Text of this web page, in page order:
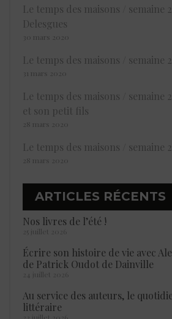
Le temps des maisons / semaine
Delesgues
30 mars 2020
Le temps des maisons / semaine
31 mars 2020
Le temps des maisons / semaine
et son petit fils
28 mars 2020
Le temps des maisons / semaine
28 mars 2020
ARTICLES RÉCENTS
Nos livres de l’été !
25 juillet 2026
Écrire son histoire de vie avec
de Patrick Oudot de Dainville
24 juillet 2026
Au service des auteurs, le
littéraire